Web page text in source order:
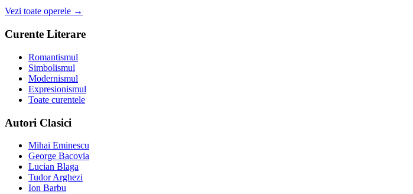
Vezi toate operele →
Curente Literare
Romantismul
Simbolismul
Modernismul
Expresionismul
Toate curentele
Autori Clasici
Mihai Eminescu
George Bacovia
Lucian Blaga
Tudor Arghezi
Ion Barbu